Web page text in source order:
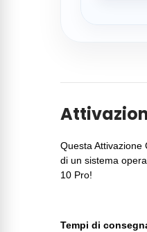
Questa Attivazione
di un sistema
10 Pro!
Tempi di